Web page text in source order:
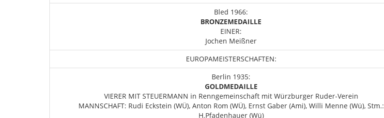
Bled 1966:
BRONZEMEDAILLE
EINER:
Jochen Meißner
EUROPAMEISTERSCHAFTEN:
Berlin 1935:
GOLDMEDAILLE
VIERER MIT STEUERMANN in Renngemeinschaft mit Würzburger Ruder-Verein
MANNSCHAFT: Rudi Eckstein (WÜ), Anton Rom (WÜ), Ernst Gaber (Ami), Willi Menne (Wü), Stm.:
H.Pfadenhauer (Wü)